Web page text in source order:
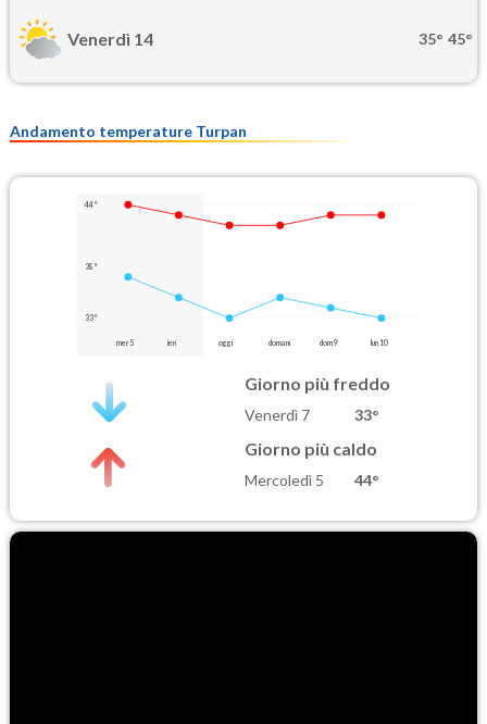
Venerdì 14 35° 45°
Andamento temperature Turpan
44°
38°
33°
mer 5 ieri oggi domani dom 9 lun 10
Giorno più freddo
Venerdì 7 33°
Giorno più caldo
Mercoledì 5 44°